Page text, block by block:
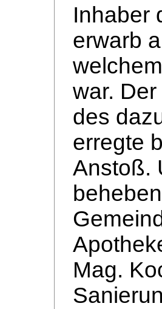
Inhaber
erwarb
war.
des
erregte
Anstoß.
Mag.